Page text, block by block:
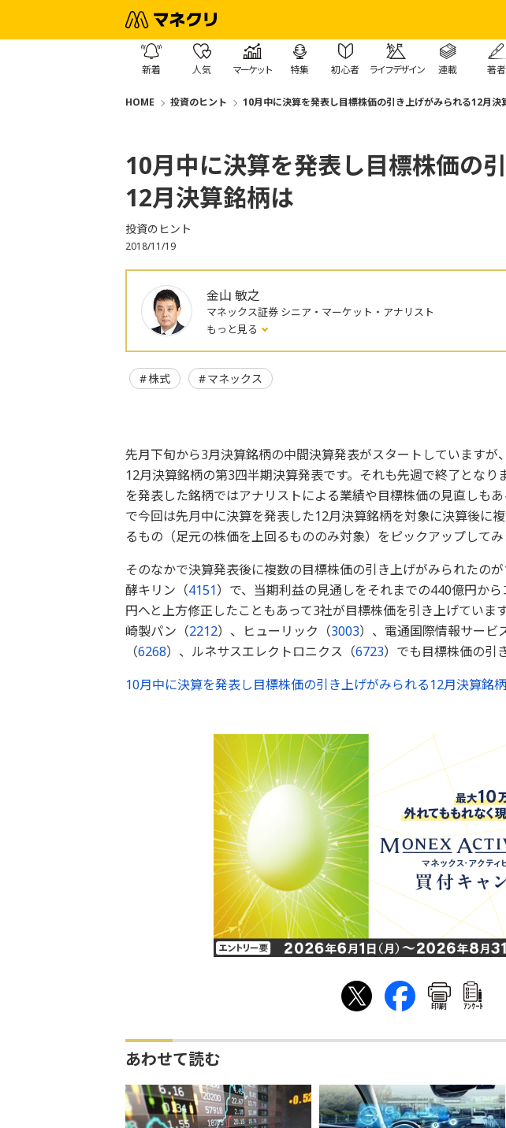
新着 人気 マーケット 特集 初心者 ライフデザイン 連載 著者
HOME 投資のヒント 10月中に決算を発表し目標株価の引き上げがみられる12月決
10月中に決算を発表し目標株価の
12月決算銘柄は
投資のヒント
2018/11/19
金山 敏之
マネックス証券 シニア・マーケット・アナリスト
もっと見る
株式 マネックス
先月下旬から3月決算銘柄の中間決算発表がスタートしていますが
12月決算銘柄の第3四半期決算発表です。それも先週で終了とな
を発表した銘柄ではアナリストによる業績や目標株価の見直しも
で今回は先月中に決算を発表した12月決算銘柄を対象に決算後に
るもの（足元の株価を上回るもののみ対象）をピックアップしてみ
そのなかで決算発表後に複数の目標株価の引き上げがみられたの
酵キリン（4151）で、当期利益の見通しをそれまでの440億円か
円へと上方修正したこともあって3社が目標株価を引き上げていま
崎製パン（2212）、ヒューリック（3003）、電通国際情報サービ
（6268）、ルネサスエレクトロニクス（6723）でも目標株価の引
10月中に決算を発表し目標株価の引き上げがみられる12月決算銘
印刷 ｱﾝｹｰﾄ
あわせて読む